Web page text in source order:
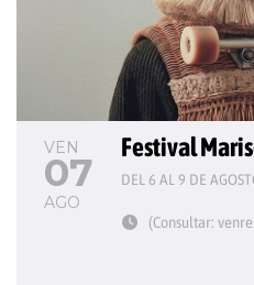
VEN
07
AGO
Festival
DEL 6 AL 9 DE
(Consultar: